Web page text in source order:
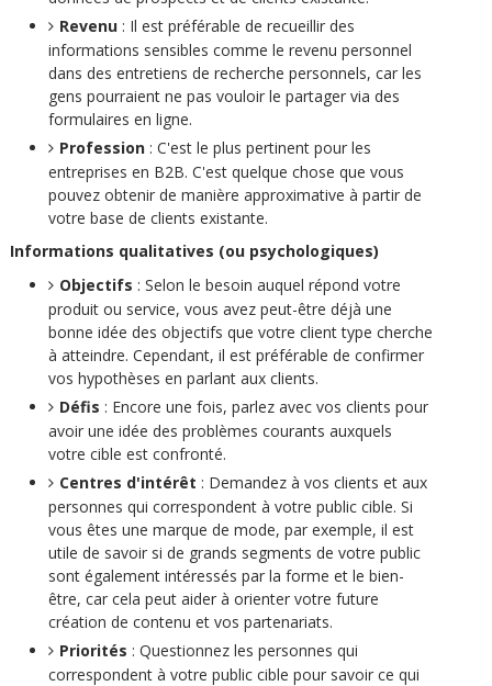
Revenu: Il est préférable de recueillir des
informations sensibles comme le revenu personnel
dans des entretiens de recherche personnels, car les
gens pourraient ne pas vouloir le partager via des
formulaires en ligne.
Profession: C'est le plus pertinent pour les
entreprises en B2B. C'est quelque chose que vous
pouvez obtenir de manière approximative à partir de
votre base de clients existante.
Informations qualitatives (ou psychologiques)
Objectifs : Selon le besoin auquel répond votre
produit ou service, vous avez peut-être déjà une
bonne idée des objectifs que votre client type cherche
à atteindre. Cependant, il est préférable de confirmer
vos hypothèses en parlant aux clients.
Défis : Encore une fois, parlez avec vos clients pour
avoir une idée des problèmes courants auxquels
votre cible est confronté.
Centres d'intérêt : Demandez à vos clients et aux
personnes qui correspondent à votre public cible. Si
vous êtes une marque de mode, par exemple, il est
utile de savoir si de grands segments de votre public
sont également intéressés par la forme et le bien-
être, car cela peut aider à orienter votre future
création de contenu et vos partenariats.
Priorités : Questionnez les personnes qui
correspondent à votre public cible pour savoir ce qui